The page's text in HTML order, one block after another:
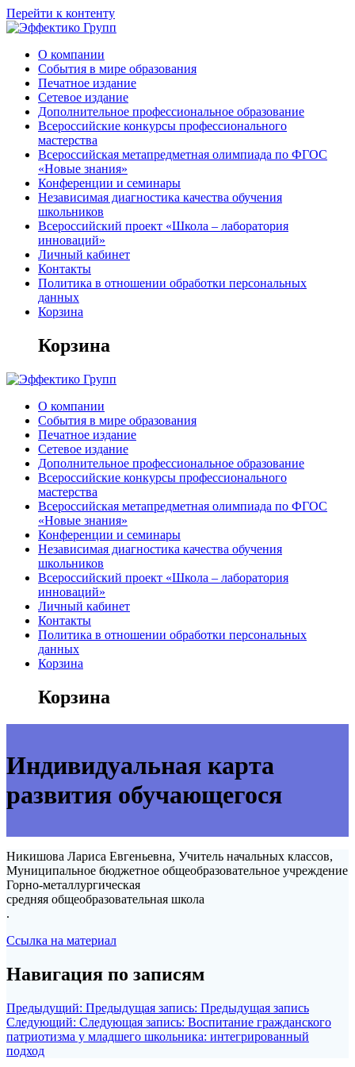
Перейти к контенту
О компании
События в мире образования
Печатное издание
Сетевое издание
Дополнительное профессиональное образование
Всероссийские конкурсы профессионального
мастерства
Всероссийская метапредметная олимпиада по ФГОС
«Новые знания»
Конференции и семинары
Независимая диагностика качества обучения
школьников
Всероссийский проект «Школа – лаборатория
инноваций»
Личный кабинет
Контакты
Политика в отношении обработки персональных
данных
Корзина
Корзина
О компании
События в мире образования
Печатное издание
Сетевое издание
Дополнительное профессиональное образование
Всероссийские конкурсы профессионального
мастерства
Всероссийская метапредметная олимпиада по ФГОС
«Новые знания»
Конференции и семинары
Независимая диагностика качества обучения
школьников
Всероссийский проект «Школа – лаборатория
инноваций»
Личный кабинет
Контакты
Политика в отношении обработки персональных
данных
Корзина
Корзина
Индивидуальная карта
развития обучающегося
Никишова Лариса Евгеньевна, Учитель начальных классов,
Муниципальное бюджетное общеобразовательное учреждение
Горно-металлургическая
средняя общеобразовательная школа
.
Ссылка на материал
Навигация по записям
Предыдущий: Предыдущая запись: Предыдущая запись
Следующий: Следующая запись: Воспитание гражданского
патриотизма у младшего школьника: интегрированный
подход